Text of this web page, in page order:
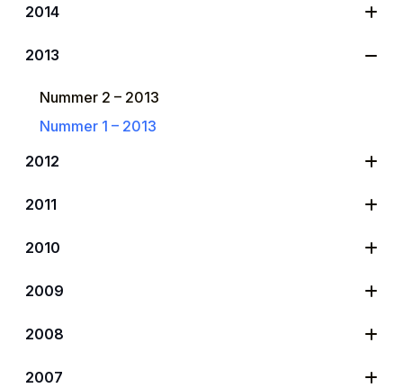
2014
2013
Nummer 2 – 2013
Nummer 1 – 2013
2012
2011
2010
2009
2008
2007